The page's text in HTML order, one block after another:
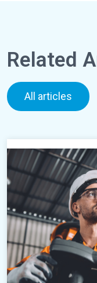
Related
All articles